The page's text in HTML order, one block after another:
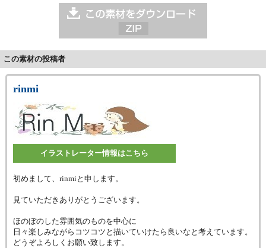
この素材の投稿者
rinmi
イラストレーター情報はこちら
初めまして、rinmiと申します。
見ていただきありがとうございます。
ほのぼのした雰囲気のものを中心に
日々楽しみながらコツコツと描いていけたら良いなと考えています。
どうぞよろしくお願い致します。